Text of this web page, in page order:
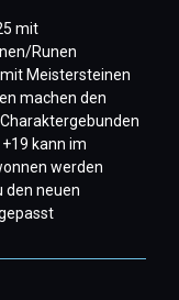
mit
Runen
Meistersteinen
machen den
kann im
werden
den neuen